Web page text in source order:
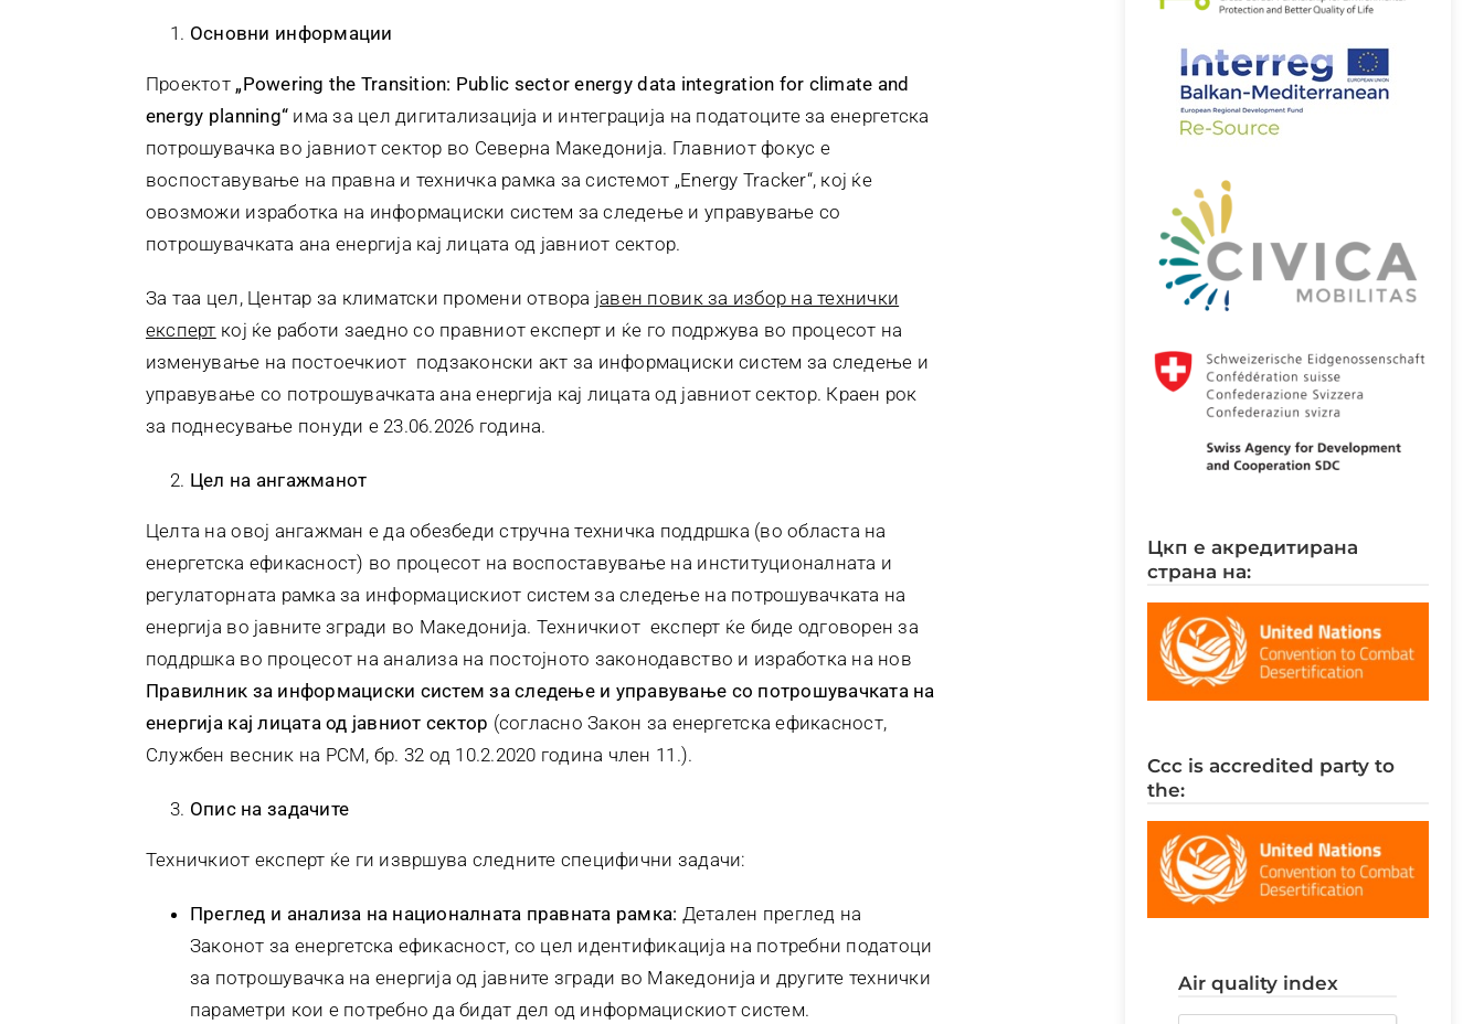
Основни информации
Проектот „Powering the Transition: Public sector energy data integration for climate and
energy planning“ има за цел дигитализација и интеграција на податоците за енергетска
потрошувачка во јавниот сектор во Северна Македонија. Главниот фокус е
воспоставување на правна и техничка рамка за системот „Energy Tracker“, кој ќе
овозможи изработка на информациски систем за следење и управување со
потрошувачката ана енергија кај лицата од јавниот сектор.
За таа цел, Центар за климатски промени отвора јавен повик за избор на технички
експерт кој ќе работи заедно со правниот експерт и ќе го подржува во процесот на
изменување на постоечкиот подзаконски акт за информациски систем за следење и
управување со потрошувачката ана енергија кај лицата од јавниот сектор. Краен рок
за поднесување понуди е 23.06.2026 година.
Цел на ангажманот
Целта на овој ангажман е да обезбеди стручна техничка поддршка (во областа на
енергетска ефикасност) во процесот на воспоставување на институционалната и
регулаторната рамка за информацискиот систем за следење на потрошувачката на
енергија во јавните згради во Македонија. Техничкиот експерт ќе биде одговорен за
поддршка во процесот на анализа на постојното законодавство и изработка на нов
Правилник за информациски систем за следење и управување со потрошувачката на
енергија кај лицата од јавниот сектор (согласно Закон за енергетска ефикасност,
Службен весник на РСМ, бр. 32 од 10.2.2020 година член 11.).
Опис на задачите
Техничкиот експерт ќе ги извршува следните специфични задачи:
Преглед и анализа на националната правната рамка: Детален преглед на
Законот за енергетска ефикасност, со цел идентификација на потребни податоци
за потрошувачка на енергија од јавните згради во Македонија и другите технички
параметри кои е потребно да бидат дел од информацискиот систем.
цкп е акредитирана
страна на:
ccc is accredited party to
the:
air quality index